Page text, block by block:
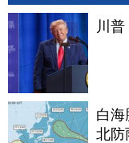
川
白海
北防